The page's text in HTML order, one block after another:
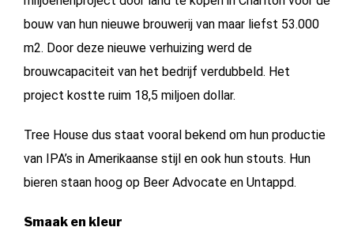
bouw van hun nieuwe brouwerij van maar liefst 53.000
m2. Door deze nieuwe verhuizing werd de
brouwcapaciteit van het bedrijf verdubbeld. Het
project kostte ruim 18,5 miljoen dollar.
Tree House dus staat vooral bekend om hun productie
van IPA’s in Amerikaanse stijl en ook hun stouts. Hun
bieren staan hoog op Beer Advocate en Untappd.
Smaak en kleur